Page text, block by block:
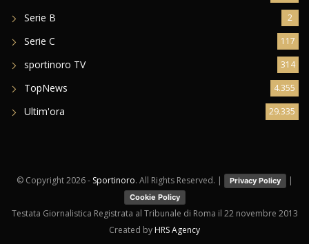
Serie B 2
Serie C 117
sportinoro TV 314
TopNews 4.355
Ultim'ora 29.335
© Copyright2026 - Sportinoro. All Rights Reserved. | Privacy Policy |
Cookie Policy
Testata Giornalistica Registrata al Tribunale di Roma il 22 novembre 2013
Created by HRS Agency